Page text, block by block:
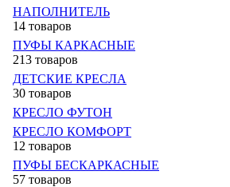
НАПОЛНИТЕЛЬ
14 товаров
ПУФЫ КАРКАСНЫЕ
213 товаров
ДЕТСКИЕ КРЕСЛА
30 товаров
КРЕСЛО ФУТОН
КРЕСЛО КОМФОРТ
12 товаров
ПУФЫ БЕСКАРКАСНЫЕ
57 товаров